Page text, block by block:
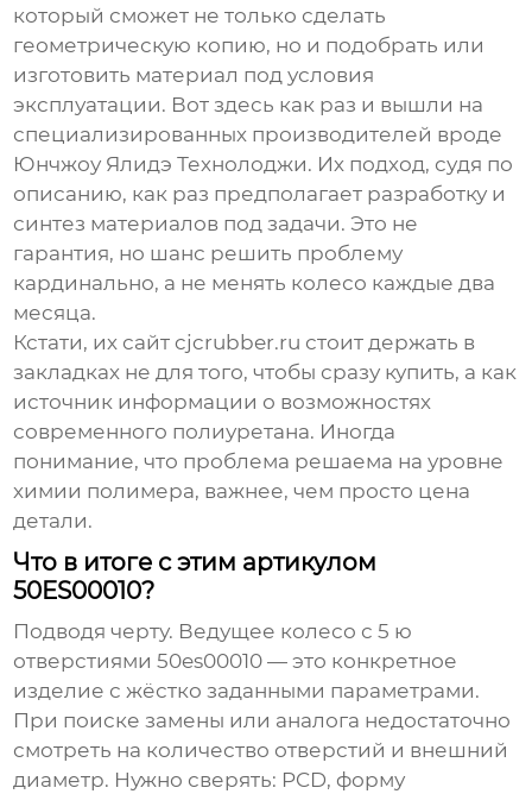
который сможет не только сделать
геометрическую копию, но и подобрать или
изготовить материал под условия
эксплуатации. Вот здесь как раз и вышли на
специализированных производителей вроде
Юнчжоу Ялидэ Технолоджи. Их подход, судя по
описанию, как раз предполагает разработку и
синтез материалов под задачи. Это не
гарантия, но шанс решить проблему
кардинально, а не менять колесо каждые два
месяца.
Кстати, их сайтcjcrubber.ru стоит держать в
закладках не для того, чтобы сразу купить, а как
источник информации о возможностях
современного полиуретана. Иногда
понимание, что проблема решаема на уровне
химии полимера, важнее, чем просто цена
детали.
Что в итоге с этим артикулом
50ES00010?
Подводя черту. Ведущее колесо с 5 ю
отверстиями 50es00010 — это конкретное
изделие с жёстко заданными параметрами.
При поиске замены или аналога недостаточно
смотреть на количество отверстий и внешний
диаметр. Нужно сверять: PCD, форму